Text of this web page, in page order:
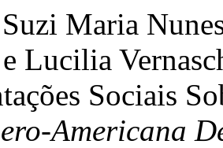
Maria
Lucilia
Sociais
Americana